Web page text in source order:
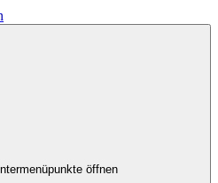
öffnen